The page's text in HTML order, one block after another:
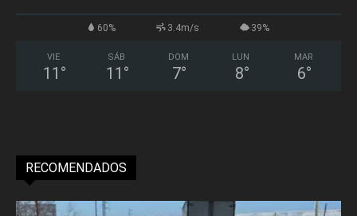
60% 3.4m/s 39%
VIE
11 °
SÁB
11 °
DOM
7°
LUN
8°
MAR
6°
RECOMENDADOS